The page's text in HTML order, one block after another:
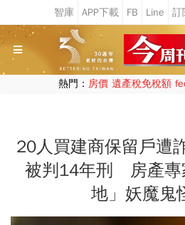
熱門： 房價 遺產稅免稅額
20人買建商保留戶遭
被判14年刑 房產專
地」妖魔鬼